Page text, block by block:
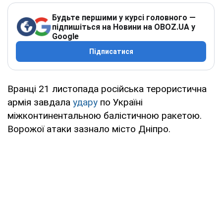
Будьте першими у курсі головного —
підпишіться на Новини на OBOZ.UA у
Google
Підписатися
Вранці 21 листопада російська терористична
армія завдала удару по Україні
міжконтинентальною балістичною ракетою.
Ворожої атаки зазнало місто Дніпро.